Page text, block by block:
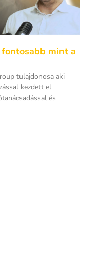
fontosabb mint a
tulajdonosa aki
kezdett el
és